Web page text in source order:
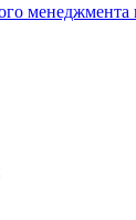
менеджмента